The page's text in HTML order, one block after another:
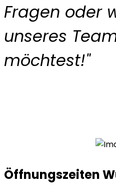
Fragen oder
unseres
möchtest!"
Öffnungszeiten